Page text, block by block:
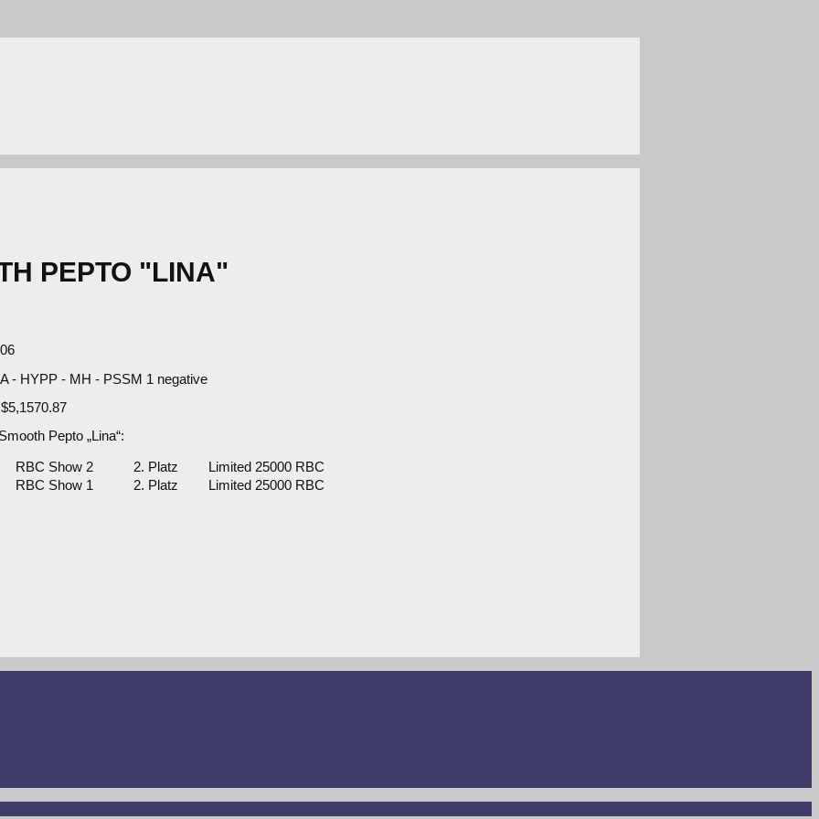
PEPTO "LINA"
- HYPP - MH - PSSM 1 negative
Pepto „Lina“:
RBC Show 2
2. Platz
Limited 25000 RBC
RBC Show 1
2. Platz Limited 25000 RBC